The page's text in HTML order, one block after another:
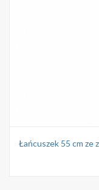
Łańcuszek 55 cm ze